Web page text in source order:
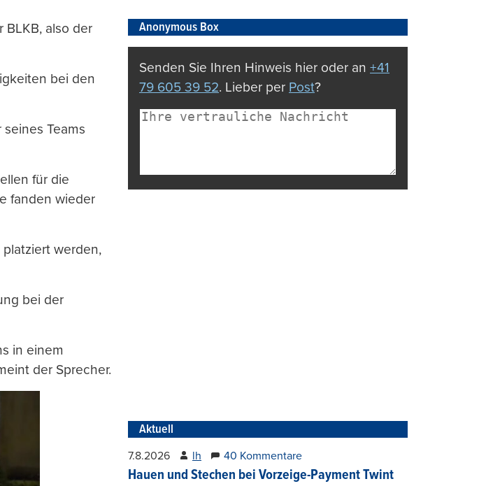
BLKB, also der
bei den
Teams
für die
fanden wieder
werden,
bei der
in einem
der Sprecher.
Anonymous Box
Senden Sie Ihren Hinweis hier oder an +41
79 605 39 52. Lieber per Post?
Aktuell
7.8.2026 lh 40 Kommentare
Hauen und Stechen bei Vorzeige-Payment Twint